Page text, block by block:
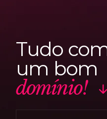
Tudo co
um bom
domínio!